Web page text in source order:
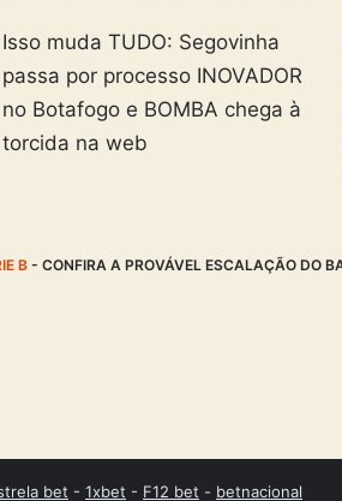
Isso muda TUDO: Segovinha
passa por processo INOVADOR
no Botafogo e BOMBA chega à
torcida na web
B - CONFIRA A PROVÁVEL ESCALAÇÃO DO
bet - 1xbet - F12 bet - betnacional